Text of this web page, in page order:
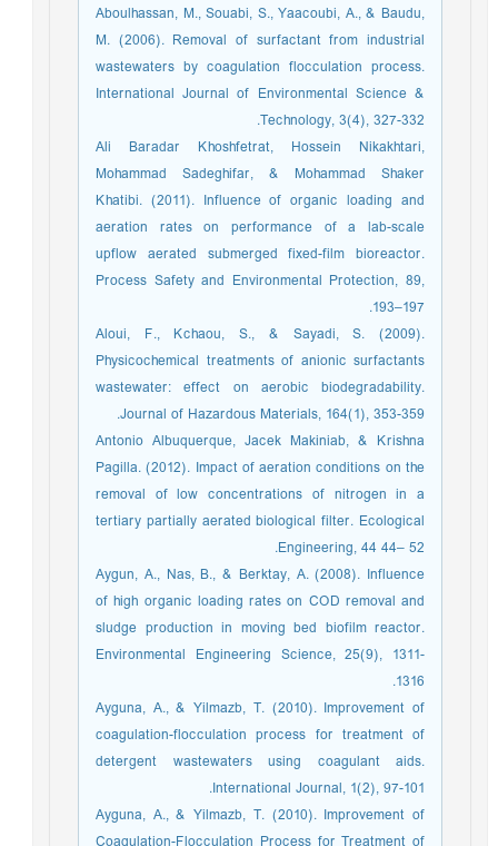
Aboulhassan, M., Souabi, S., Yaacoubi, A., & Baudu,
M. (2006). Removal of surfactant from industrial
wastewaters by coagulation flocculation process.
International Journal of Environmental Science &
Technology, 3(4), 327-332.
Ali Baradar Khoshfetrat, Hossein Nikakhtari,
Mohammad Sadeghifar, & Mohammad Shaker
Khatibi. (2011). Influence of organic loading and
aeration rates on performance of a lab-scale
upflow aerated submerged fixed-film bioreactor.
Process Safety and Environmental Protection, 89,
193–197.
Aloui, F., Kchaou, S., & Sayadi, S. (2009).
Physicochemical treatments of anionic surfactants
wastewater: effect on aerobic biodegradability.
Journal of Hazardous Materials, 164(1), 353-359.
Antonio Albuquerque, Jacek Makiniab, & Krishna
Pagilla. (2012). Impact of aeration conditions on the
removal of low concentrations of nitrogen in a
tertiary partially aerated biological filter. Ecological
Engineering, 44 44– 52.
Aygun, A., Nas, B., & Berktay, A. (2008). Influence
of high organic loading rates on COD removal and
sludge production in moving bed biofilm reactor.
Environmental Engineering Science, 25(9), 1311-
1316.
Ayguna, A., & Yilmazb, T. (2010). Improvement of
coagulation-flocculation process for treatment of
detergent wastewaters using coagulant aids.
International Journal, 1(2), 97-101.
Ayguna, A., & Yilmazb, T. (2010). Improvement of